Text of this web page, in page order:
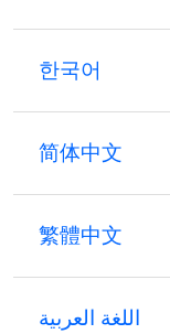
한국어
简体中文
繁體中文
اللغة العربية